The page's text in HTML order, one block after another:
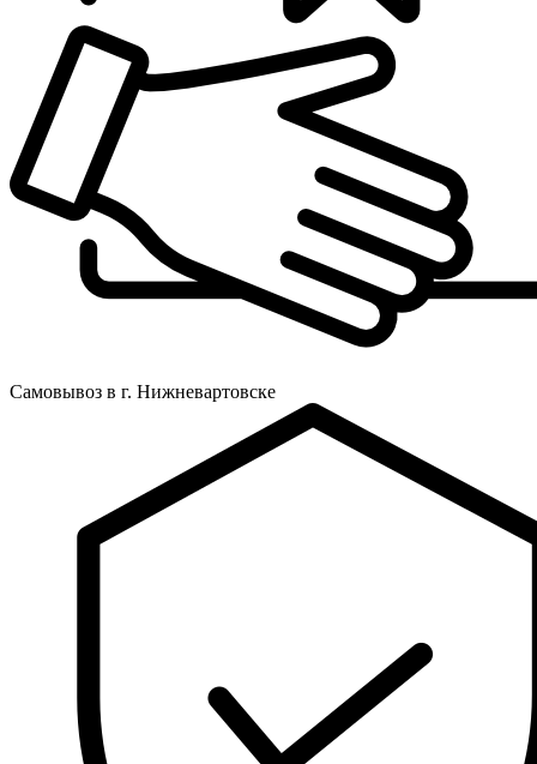
Самовывоз в г. Нижневартовске